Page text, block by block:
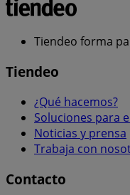
Tiendeo forma
Tiendeo
¿Qué hacemos?
Soluciones para
Noticias y prensa
Trabaja con
Contacto